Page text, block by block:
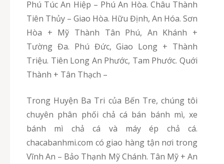
Phú Túc An Hiệp – Phú An Hòa. Châu Thành
Tiên Thủy – Giao Hòa. Hữu Định, An Hóa. Sơn
Hòa + Mỹ Thành Tân Phú, An Khánh +
Tường Đa. Phú Đức, Giao Long + Thành
Triệu. Tiên Long An Phước, Tam Phước. Quới
Thành + Tân Thạch –
Trong Huyện Ba Tri của Bến Tre, chúng tôi
chuyên phân phối chả cá bán bánh mì, xe
bánh mì chả cá và máy ép chả cá.
chacabanhmi.com có giao hàng tận nơi trong
Vĩnh An – Bảo Thạnh Mỹ Chánh. Tân Mỹ + An